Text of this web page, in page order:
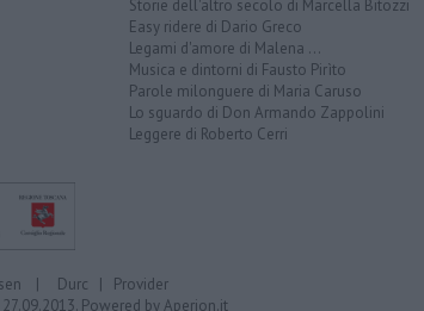
Storie dell'altro secolo di Marcella Bitozzi
Easy ridere di Dario Greco
Legami d'amore di Malena ...
Musica e dintorni di Fausto Pirìto
Parole milonguere di Maria Caruso
Lo sguardo di Don Armando Zappolini
Leggere di Roberto Cerri
| Durc | Provider
Powered byAperion.it